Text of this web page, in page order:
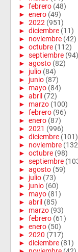
► febrero (48)
► enero (49)
► 2022 (951)
► diciembre (11)
► noviembre (42)
► octubre (112)
► septiembre (94)
► agosto (82)
► julio (84)
► junio (87)
► mayo (84)
► abril (72)
► marzo (100)
► febrero (96)
► enero (87)
► 2021 (996)
► diciembre (101)
► noviembre
► octubre (98)
► septiembre
► agosto (59)
► julio (73)
► junio (60)
► mayo (81)
► abril (85)
► marzo (93)
► febrero (61)
► enero (50)
► 2020 (717)
► diciembre (81)